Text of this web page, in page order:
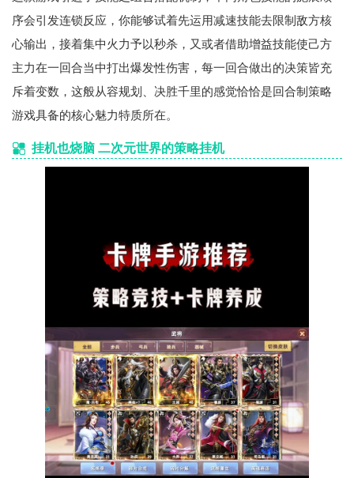
序会引发连锁反应，你能够试着先运用减速技能去限制敌方核
心输出，接着集中火力予以秒杀，又或者借助增益技能使己方
主力在一回合当中打出爆发性伤害，每一回合做出的决策皆充
斥着变数，这般从容规划、决胜千里的感觉恰恰是回合制策略
游戏具备的核心魅力特质所在。
挂机也烧脑 二次元世界的策略挂机